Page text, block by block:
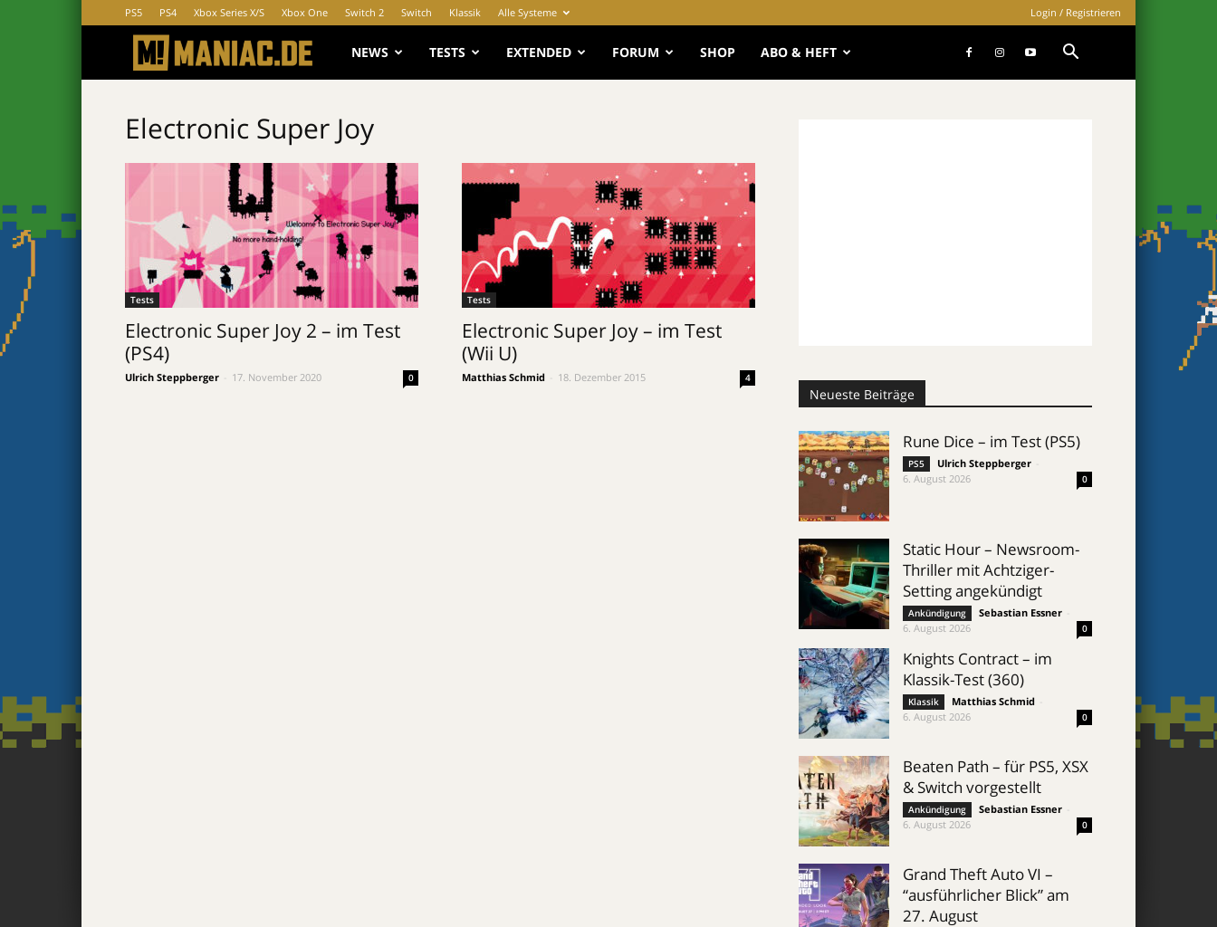
PS5 PS4 Xbox Series X/S Xbox One Switch 2 Switch Klassik Alle Systeme Login / Registrieren
MANIAC.de
NEWS TESTS EXTENDED FORUM SHOP ABO & HEFT
Electronic Super Joy
Tests
Electronic Super Joy 2 – im Test
(PS4)
Ulrich Steppberger 17. November 2020 0
Tests
Electronic Super Joy – im Test
(Wii U)
Matthias Schmid 18. Dezember 2015 4
Neueste Beiträge
Rune Dice – im Test (PS5)
PS5 Ulrich Steppberger
6. August 2026
0
Static Hour – Newsroom-
Thriller mit Achtziger-
Setting angekündigt
Ankündigung Sebastian Essner
6. August 2026
0
Knights Contract – im
Klassik-Test (360)
Klassik Matthias Schmid
6. August 2026
0
Beaten Path – für PS5, XSX
& Switch vorgestellt
Ankündigung Sebastian Essner
6. August 2026
0
Grand Theft Auto VI –
“ausführlicher Blick” am
27. August